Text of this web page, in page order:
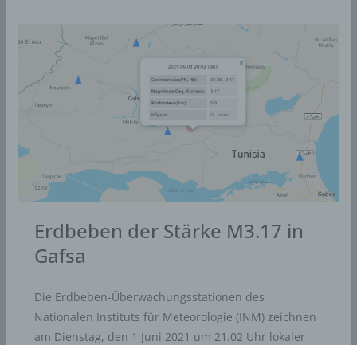
Erdbeben der Stärke M3.17 in
Gafsa
Die Erdbeben-Überwachungsstationen des
Nationalen Instituts für Meteorologie (INM) zeichnen
am Dienstag, den 1 Juni 2021 um 21.02 Uhr lokaler